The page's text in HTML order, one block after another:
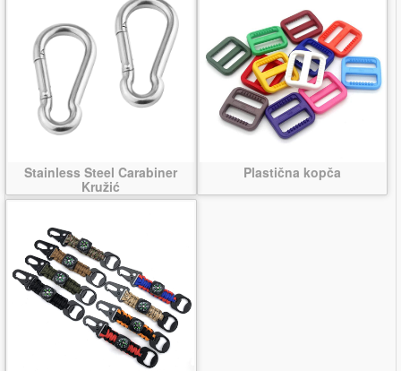
Stainless Steel Carabiner
Kružić
Plastična kopča